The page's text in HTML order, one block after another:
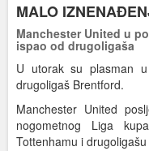
MALO
Manchester United u
ispao od drugoligaša
U utorak su plasman
drugoligaš Brentford.
Manchester United
nogometnog Liga
Tottenhamu i